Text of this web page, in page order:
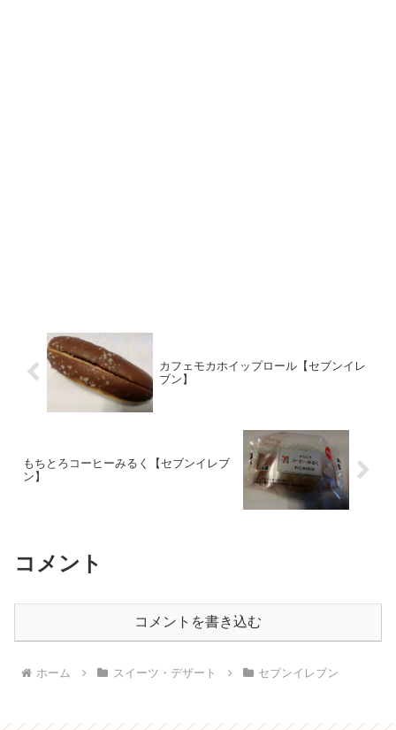
カフェモカホイップロール【セブンイレ
ブン】
もちとろコーヒーみるく【セブンイレブ
ン】
コメント
コメントを書き込む
ホーム スイーツ・デザート セブンイレブン